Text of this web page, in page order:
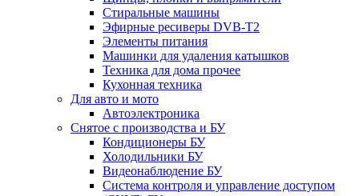
Стиральные машины
Эфирные ресиверы DVB-T2
Элементы питания
Машинки для удаления катышков
Техника для дома прочее
Кухонная техника
Для авто и мото
Автоэлектроника
Снятое с производства и БУ
Кондиционеры БУ
Холодильники БУ
Видеонаблюдение БУ
Система контроля и управление доступом